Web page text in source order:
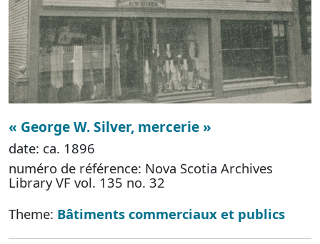
« George W. Silver, mercerie »
date: ca. 1896
numéro de référence: Nova Scotia Archives
Library VF vol. 135 no. 32
Theme: Bâtiments commerciaux et publics